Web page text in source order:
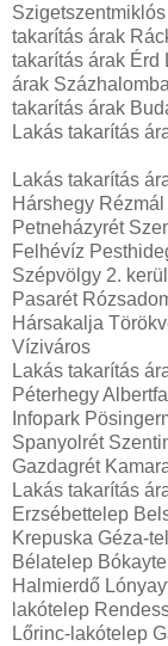
takarítás árak
takarítás árak Érd
árak
takarítás árak
Lakás takarítás
Lakás takarítás
Hárshegy
Petneházyrét
Felhévíz
Szépvölgy 2.
Pasarét
Hársakalja
Víziváros
Lakás takarítás
Péterhegy
Infopark
Spanyolrét
Gazdagrét
Lakás takarítás
Erzsébettelep
Krepuska Géza-
Bélatelep
Halmierdő
lakótelep
Lőrinc-lakótelep